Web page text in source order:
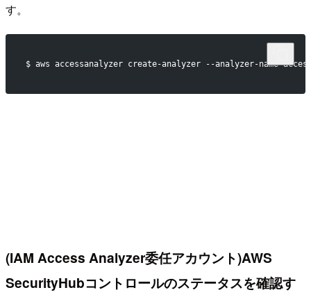
す。
$ aws accessanalyzer create-analyzer --analyzer-name access-
(IAM Access Analyzer委任アカウント)AWS
SecurityHubコントロールのステータスを確認す